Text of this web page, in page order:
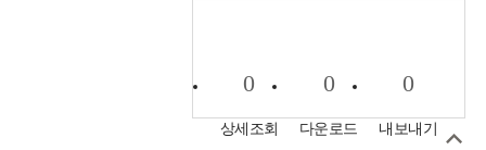
0
상세조회
0
다운로드
0
내보내기